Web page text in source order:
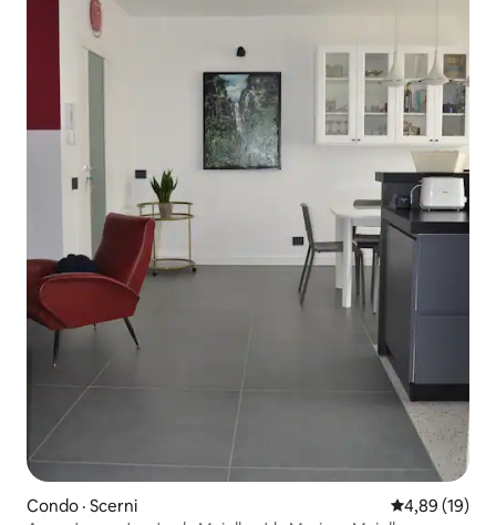
Condo · Scerni Note
4,89 (19)